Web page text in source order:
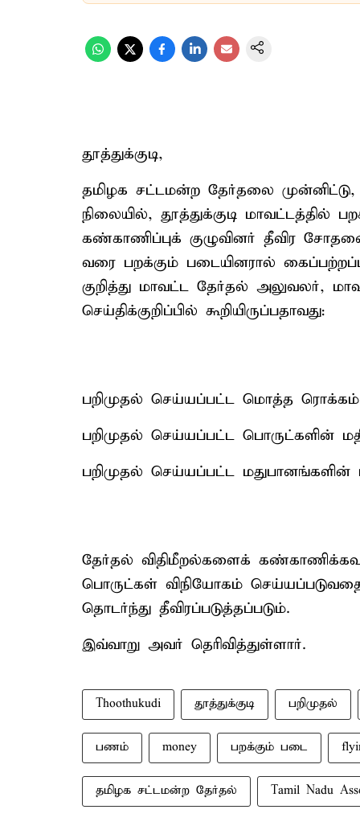
தூத்துக்குடி,
தமிழக சட்டமன்ற தேர்தலை
நிலையில், தூத்துக்குடி மாவட்டத்தில்
கண்காணிப்புக் குழுவினர் தீவிர
வரை பறக்கும் படையினரால்
குறித்து மாவட்ட தேர்தல் அலுவலர்,
செய்திக்குறிப்பில் கூறியிருப்பதாவது:
பறிமுதல் செய்யப்பட்ட மொத்த ரொக்கம்:
பறிமுதல் செய்யப்பட்ட பொருட்களின்
பறிமுதல் செய்யப்பட்ட மதுபானங்களின்
தேர்தல் விதிமீறல்களைக்
பொருட்கள் விநியோகம்
தொடர்ந்து தீவிரப்படுத்தப்படும்.
இவ்வாறு அவர் தெரிவித்துள்ளார்.
Thoothukudi தூத்துக்குடி பறிமுதல்
பணம் money பறக்கும் படை
தமிழக சட்டமன்ற தேர்தல் Tamil Nadu